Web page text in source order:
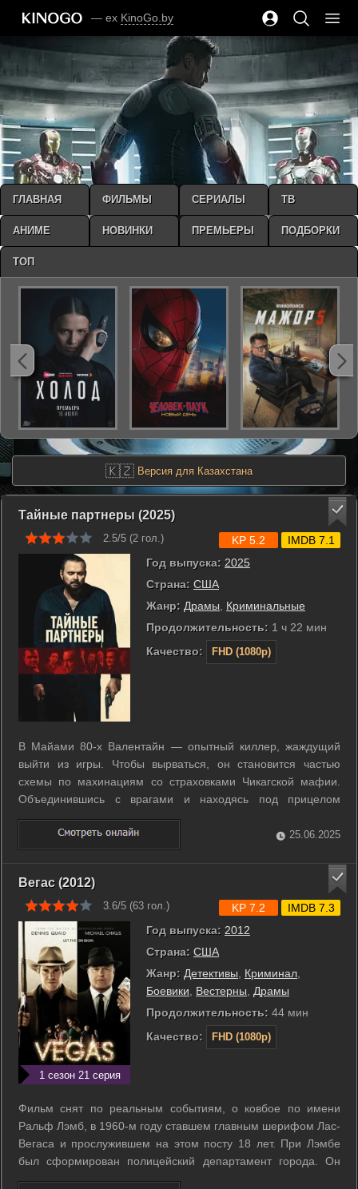
— ex KinoGo.by
🇰🇿 Версия для Казахстана
Тайные партнеры (2025)
2.5/5 (2 гол.)
Год выпуска: 2025
Страна: США
Жанр: Драмы
Криминальные
Продолжительность: 1 ч 22 мин
Качество:
FHD (1080p)
KP 5.2 IMDB 7.1
В Майами 80-х Валентайн — опытный киллер, жаждущий
выйти из игры. Чтобы вырваться, он становится частью
схемы по махинациям со страховками Чикагской мафии.
Объединившись с врагами и находясь под прицелом
честного копа под прикрытием, он понимает: молчаливое
сотрудничество может оказаться куда опаснее, чем деньги.
...
25.06.2025
Вегас (2012)
3.6/5 (63 гол.)
1 сезон 21 серия
Год выпуска: 2012
Страна: США
Жанр: Детективы Криминал
Боевики
Вестерны
Драмы
Продолжительность: 44 мин
Качество:
FHD (1080p)
KP 7.2 IMDB 7.3
Фильм снят по реальным событиям, о ковбое по имени
Ральф Лэмб, в 1960-м году ставшем главным шерифом Лас-
Вегаса и прослужившем на этом посту 18 лет. При Лэмбе
был сформирован полицейский департамент города. Он
противостоял мафии, мото-банде «Ангелы ада» и
ГЛАВНАЯ ФИЛЬМЫ СЕРИАЛЫ ТВ
АНИМЕ НОВИНКИ ПРЕМЬЕРЫ ПОДБОРКИ
ТОП